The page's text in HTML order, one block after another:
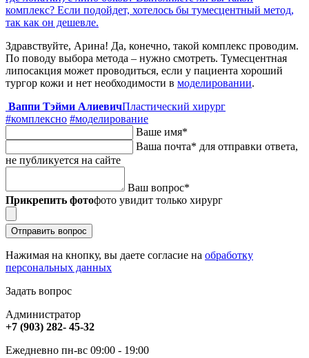
комплекс? Если подойдет, хотелось бы тумесцентный метод,
так как он дешевле.
Здравствуйте, Арина! Да, конечно, такой комплекс проводим.
По поводу выбора метода – нужно смотреть. Тумесцентная
липосакция может проводиться, если у пациента хороший
тургор кожи и нет необходимости в моделировании.
Ваппи Тэйми АлиевичПластический хирург
#комплексно #моделирование
Ваше имя*
Ваша почта* для отправки ответа,
не публикуется на сайте
Ваш вопрос*
Прикрепить фотофото увидит только хирург
Отправить вопрос
Нажимая на кнопку, вы даете согласие на обработку
персональных данных
Задать вопрос
Администратор
+7 (903) 282- 45-32
Ежедневно пн-вс 09:00 - 19:00